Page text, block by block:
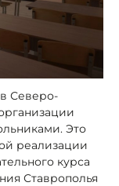
Северо-
Это
реализации
курса
Ставрополья